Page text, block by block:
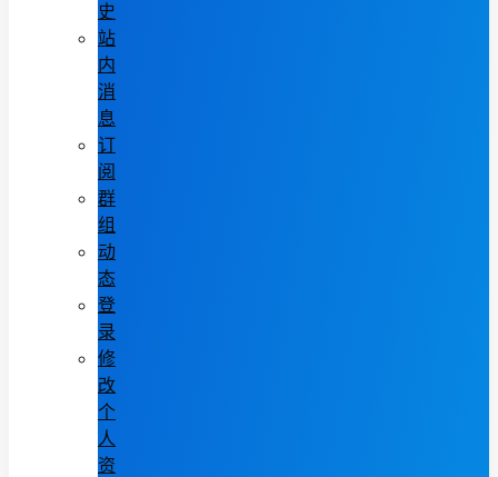
史
站
内
消
息
订
阅
群
组
动
态
登
录
修
改
个
人
资